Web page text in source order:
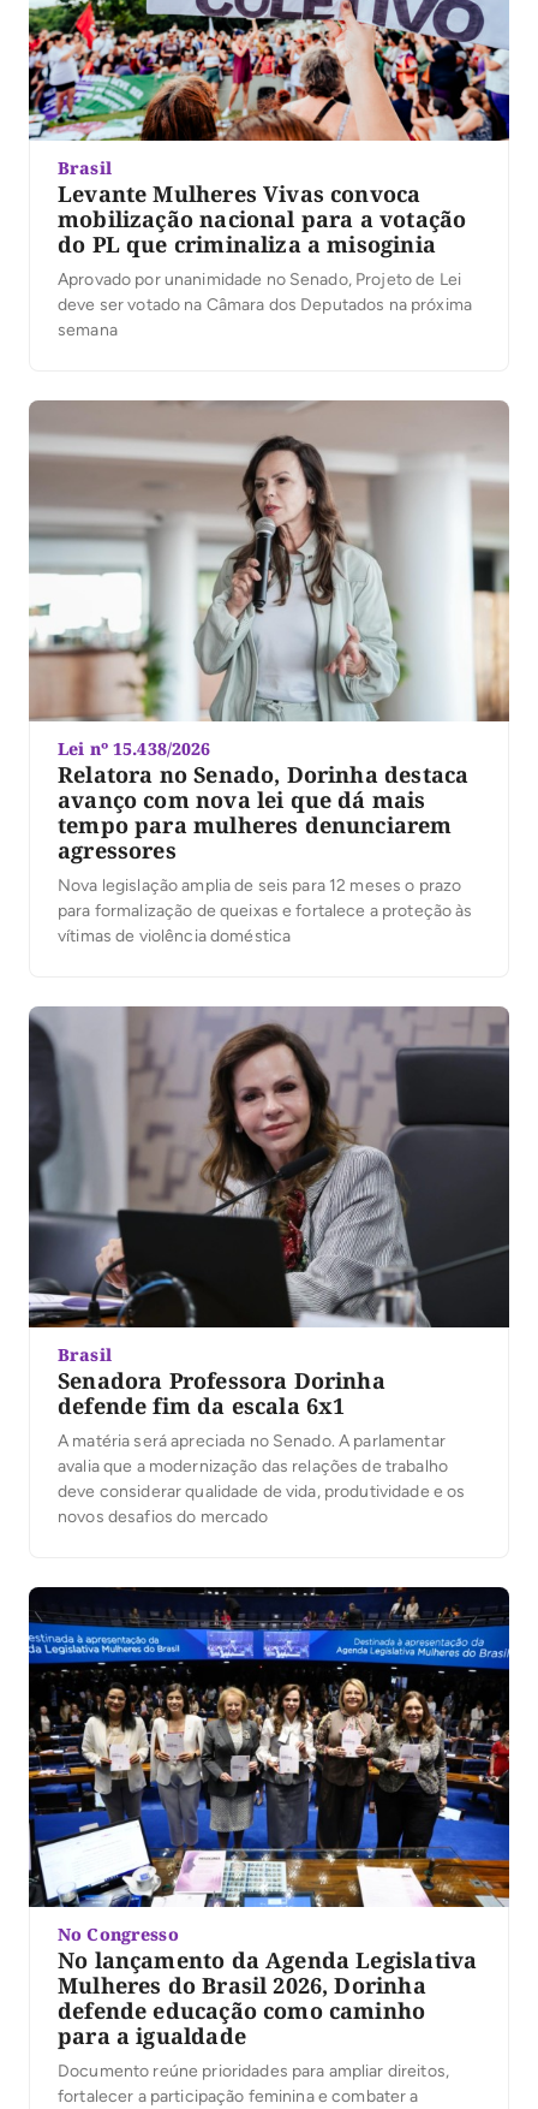
Brasil
Levante Mulheres Vivas convoca
mobilização nacional para a votação
do PL que criminaliza a misoginia
Aprovado por unanimidade no Senado, Projeto de Lei
deve ser votado na Câmara dos Deputados na próxima
semana
Lei nº 15.438/2026
Relatora no Senado, Dorinha destaca
avanço com nova lei que dá mais
tempo para mulheres denunciarem
agressores
Nova legislação amplia de seis para 12 meses o prazo
para formalização de queixas e fortalece a proteção às
vítimas de violência doméstica
Brasil
Senadora Professora Dorinha
defende fim da escala 6x1
A matéria será apreciada no Senado. A parlamentar
avalia que a modernização das relações de trabalho
deve considerar qualidade de vida, produtividade e os
novos desafios do mercado
No Congresso
No lançamento da Agenda Legislativa
Mulheres do Brasil 2026, Dorinha
defende educação como caminho
para a igualdade
Documento reúne prioridades para ampliar direitos,
fortalecer a participação feminina e combater a